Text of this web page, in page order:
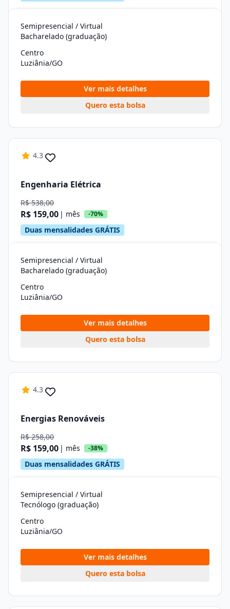
Semipresencial / Virtual
Bacharelado (graduação)
Centro
Luziânia/GO
Ver mais detalhes
Quero esta bolsa
4.3
Engenharia Elétrica
R$ 538,00
R$ 159,00 | mês -70%
Duas mensalidades GRÁTIS
Semipresencial / Virtual
Bacharelado (graduação)
Centro
Luziânia/GO
Ver mais detalhes
Quero esta bolsa
4.3
Energias Renováveis
R$ 258,00
R$ 159,00 | mês -38%
Duas mensalidades GRÁTIS
Semipresencial / Virtual
Tecnólogo (graduação)
Centro
Luziânia/GO
Ver mais detalhes
Quero esta bolsa